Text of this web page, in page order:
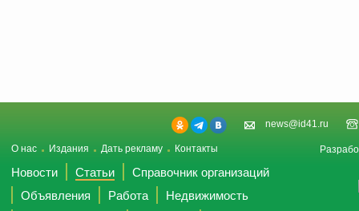
news@id41.ru
О нас Издания Дать рекламу Контакты
Новости Статьи
Справочник организаций
Объявления
Работа
Недвижимость